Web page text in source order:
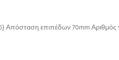
Απόσταση επιπέδων 70mm